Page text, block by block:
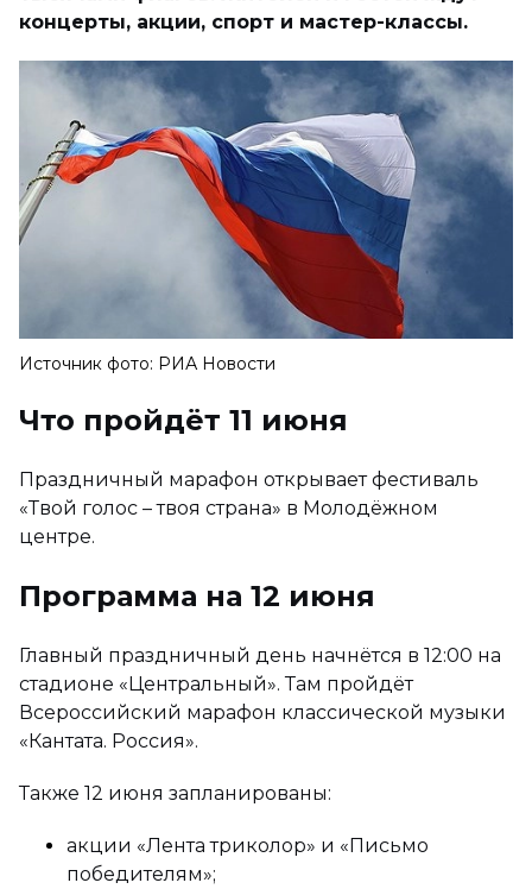
концерты, акции, спорт и мастер-классы.
Источник фото: РИА Новости
Что пройдёт 11 июня
Праздничный марафон открывает фестиваль
«Твой голос – твоя страна» в Молодёжном
центре.
Программа на 12 июня
Главный праздничный день начнётся в 12:00 на
стадионе «Центральный». Там пройдёт
Всероссийский марафон классической музыки
«Кантата. Россия».
Также 12 июня запланированы:
акции «Лента триколор» и «Письмо
победителям»;